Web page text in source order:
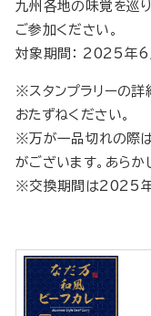
九州各地の味覚を巡
ご参加ください。
対象期間： 2025年6
※スタンプラリーの詳
おたずねください。
※万が一品切れの際
がございます。あらか
※交換期間は2025